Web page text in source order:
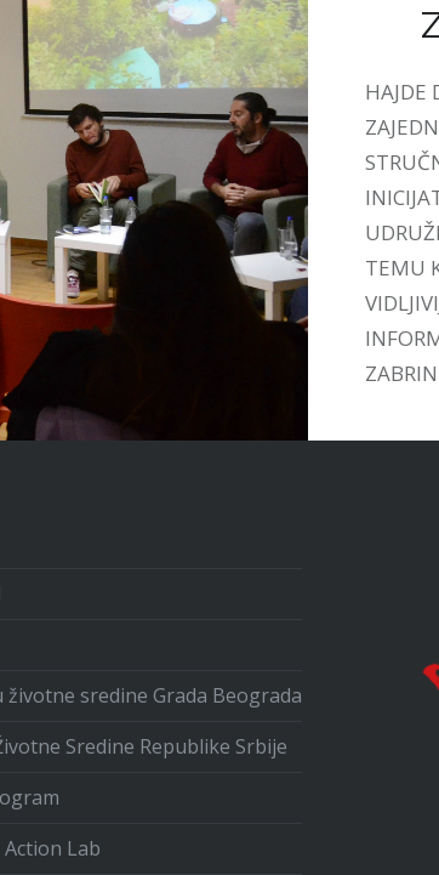
HAJDE
TEMU
sredine Grada Beograda
Sredine Republike Srbije
Lab